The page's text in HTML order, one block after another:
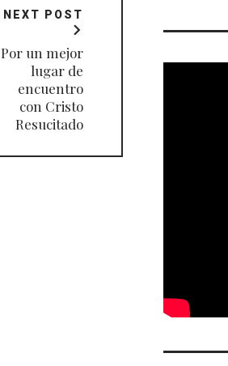
NEXT POST
Por un mejor
lugar de
encuentro
con Cristo
Resucitado